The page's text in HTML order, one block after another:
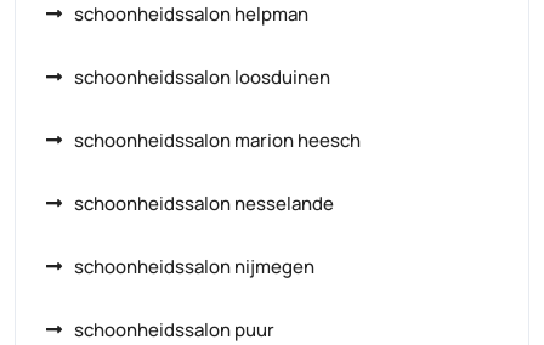
schoonheidssalon helpman
schoonheidssalon loosduinen
schoonheidssalon marion heesch
schoonheidssalon nesselande
schoonheidssalon nijmegen
schoonheidssalon puur